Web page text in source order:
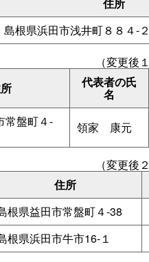
島根県浜田市浅井町８８４‐
（変更後
代表者の氏
名
常盤町４‐ 領家 康元
（変更後
住所
根県益田市常盤町４‐38
根県浜田市牛市16‐１